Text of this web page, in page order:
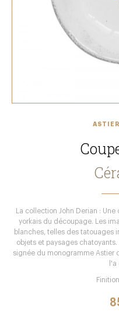
La collection John Derian :
yorkais du découpage. Les
blanches, telles des tatouages
objets et paysages
signée du monogramme Astier